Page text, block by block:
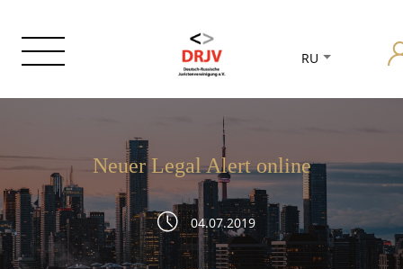
RU
Neuer Legal Alert online
04.07.2019